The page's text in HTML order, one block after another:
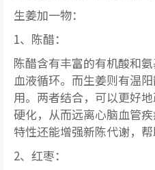
生姜加一物：
1、陈醋：
陈醋含有丰富的有机酸和
血液循环。而生姜则有温
用。两者结合，可以更好
硬化，从而远离心脑血管
特性还能增强新陈代谢，
2、红枣：